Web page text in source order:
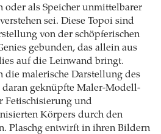
oder als Speicher unmittelbarer
sei. Diese Topoi sind
von der schöpferischen
gebunden, das allein aus
auf die Leinwand bringt.
die malerische Darstellung des
geknüpfte Maler-Modell-
Fetischisierung und
Körpers durch den
Plaschg entwirft in ihren Bildern